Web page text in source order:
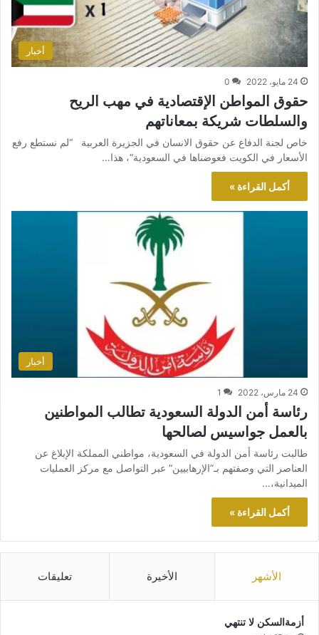
أخبار
24 مايو، 2022 0
حقوق المواطن الإقتصادية في مهب الريح
والسلطات شريكة بمعاناتهم
خاص لجنة الدفاع عن حقوق الانسان في الجزيرة العربية “لم نستطع رفع
الأسعار في الكويت فعوضناها في السعودية“، هذا…
أكمل القراءة »
أخبار
24 مارس، 2022 1
رئاسة أمن الدولة السعودية تطالب المواطنين
بالعمل جواسيس لصالحها
طالبت رئاسة أمن الدولة في السعودية، مواطني المملكة الإبلاغ عن
العناصر التي وصفتهم بـ”الإرهابيين” عبر التواصل مع مركز العمليات
الميدانية،…
أكمل القراءة »
الأشهر الأخيرة تعليقات
أزمةالسكن لا تنتهي